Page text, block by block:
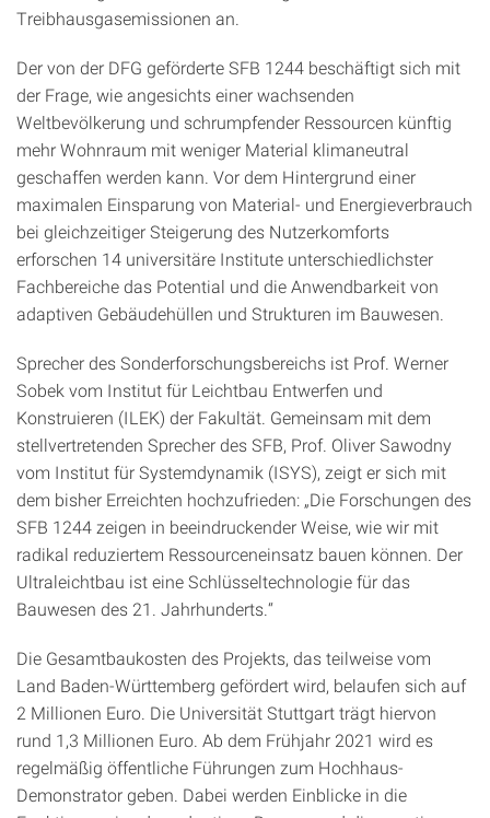
Treibhausgasemissionen an.
Der von der DFG geförderte SFB 1244 beschäftigt sich mit
der Frage, wie angesichts einer wachsenden
Weltbevölkerung und schrumpfender Ressourcen künftig
mehr Wohnraum mit weniger Material klimaneutral
geschaffen werden kann. Vor dem Hintergrund einer
maximalen Einsparung von Material- und Energieverbrauch
bei gleichzeitiger Steigerung des Nutzerkomforts
erforschen 14 universitäre Institute unterschiedlichster
Fachbereiche das Potential und die Anwendbarkeit von
adaptiven Gebäudehüllen und Strukturen im Bauwesen.
Sprecher des Sonderforschungsbereichs ist Prof. Werner
Sobek vom Institut für Leichtbau Entwerfen und
Konstruieren (ILEK) der Fakultät. Gemeinsam mit dem
stellvertretenden Sprecher des SFB, Prof. Oliver Sawodny
vom Institut für Systemdynamik (ISYS), zeigt er sich mit
dem bisher Erreichten hochzufrieden: „Die Forschungen des
SFB 1244 zeigen in beeindruckender Weise, wie wir mit
radikal reduziertem Ressourceneinsatz bauen können. Der
Ultraleichtbau ist eine Schlüsseltechnologie für das
Bauwesen des 21. Jahrhunderts.“
Die Gesamtbaukosten des Projekts, das teilweise vom
Land Baden-Württemberg gefördert wird, belaufen sich auf
2 Millionen Euro. Die Universität Stuttgart trägt hiervon
rund 1,3 Millionen Euro. Ab dem Frühjahr 2021 wird es
regelmäßig öffentliche Führungen zum Hochhaus-
Demonstrator geben. Dabei werden Einblicke in die